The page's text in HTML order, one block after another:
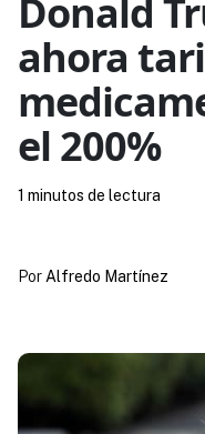
Donald
ahora
el 200%
Por Alfredo Martínez
1 minutos de lectura